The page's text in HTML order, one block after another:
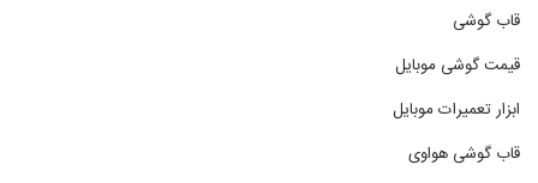
قاب گوشی
قیمت گوشی موبایل
ابزار تعمیرات موبایل
قاب گوشی هواوی